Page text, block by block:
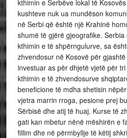
kthimin e Serbëve lokal të
kushteve nuk ua mundëson
në Serbi që është një Krahinë
shumë të gjërë gjeografike.
kthimin e të shpërngulurve, sa
zhvendosur në Kosovë për
investuar as për dhjetë vjetë për
kthimin e të zhvendosurve
beneficione të mdha shetisin
vjetra marrin rroga, pesione prej
Sërbisë dhe atij të huaj. Kurse të
gati kan mbetur nënë mëshirën e
fillim dhe në përmbyllje të këtij